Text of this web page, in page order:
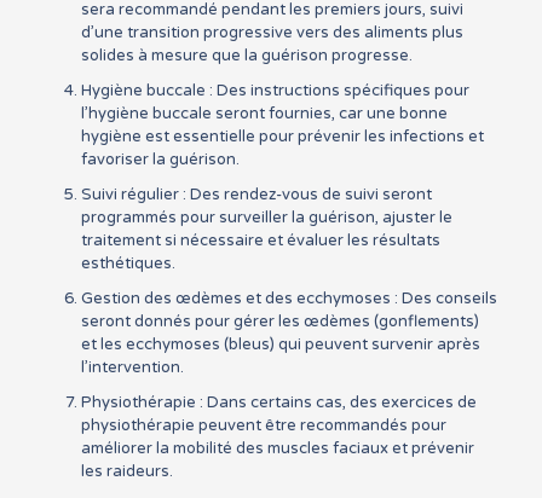
sera recommandé pendant les premiers jours, suivi
d’une transition progressive vers des aliments plus
solides à mesure que la guérison progresse.
Hygiène buccale : Des instructions spécifiques pour
l’hygiène buccale seront fournies, car une bonne
hygiène est essentielle pour prévenir les infections et
favoriser la guérison.
Suivi régulier : Des rendez-vous de suivi seront
programmés pour surveiller la guérison, ajuster le
traitement si nécessaire et évaluer les résultats
esthétiques.
Gestion des œdèmes et des ecchymoses : Des conseils
seront donnés pour gérer les œdèmes (gonflements)
et les ecchymoses (bleus) qui peuvent survenir après
l’intervention.
Physiothérapie : Dans certains cas, des exercices de
physiothérapie peuvent être recommandés pour
améliorer la mobilité des muscles faciaux et prévenir
les raideurs.